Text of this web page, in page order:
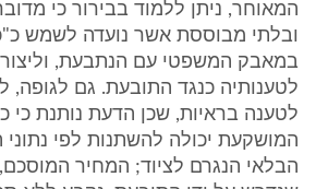
המאוחר, ניתן ללמוד בבירור כי
ובלתי מבוססת אשר נועדה לשמש
במאבק המשפטי עם הנתבעת,
לטענותיה כנגד התובעת. גם לגופה,
לטענה בראיות, שכן הדעת נותנת כי
המושקעת יכולה להשתנות לפי
הבלאי הנגרם לציוד; המחיר